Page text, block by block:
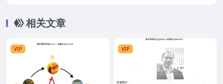
相关文章
VIP VIP